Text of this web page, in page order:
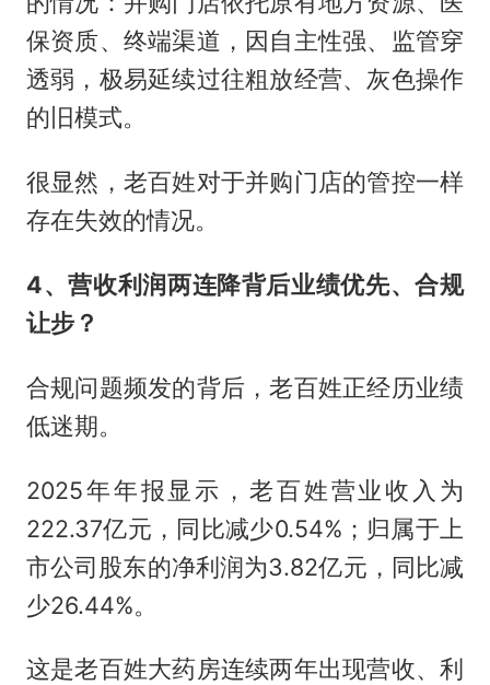
保资质、终端渠道，因自主性强、监管穿
透弱，极易延续过往粗放经营、灰色操作
的旧模式。
很显然，老百姓对于并购门店的管控一样
存在失效的情况。
4、营收利润两连降背后业绩优先、合规
让步？
合规问题频发的背后，老百姓正经历业绩
低迷期。
2025年年报显示，老百姓营业收入为
222.37亿元，同比减少0.54%；归属于上
市公司股东的净利润为3.82亿元，同比减
少26.44%。
这是老百姓大药房连续两年出现营收、利